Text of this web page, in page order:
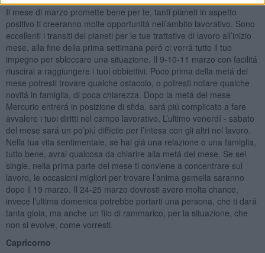
Il mese di marzo promette bene per te, tanti pianeti in aspetto
positivo ti creeranno molte opportunitá nell’ambito lavorativo. Sono
eccellenti i transiti dei pianeti per le tue trattative di lavoro all’inizio
mese, alla fine della prima settimana peró ci vorrá tutto il tuo
impegno per sbloccare una situazione. Il 9-10-11 marzo con facilitá
riuscirai a raggiungere i tuoi obbiettivi. Poco prima della metá del
mese potresti trovare qualche ostacolo, o potresti notare qualche
novitá in famiglia, di poca chiarezza. Dopo la metá del mese
Mercurio entrerá in posizione di sfida, sará piú complicato a fare
avvalere i tuoi diritti nel campo lavorativo. L’ultimo venerdí - sabato
del mese sará un po’piú difficile per l’intesa con gli altri nel lavoro.
Nella tua vita sentimentale, se hai giá una relazione o una famiglia,
tutto bene, avrai qualcosa da chiarire alla metá del mese. Se sei
single, nella prima parte del mese ti conviene a concentrare sul
lavoro, le occasioni migliori per trovare l’anima gemella saranno
dopo il 19 marzo. Il 24-25 marzo dovresti avere molta chance,
invece l’ultima domenica potrebbe portarti una persona, che ti dará
tanta gioia, ma anche un filo di rammarico, per la situazione, che
non si evolve, come vorresti.
Capricorno